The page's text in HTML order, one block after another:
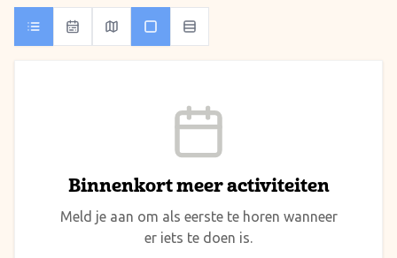
Binnenkort meer activiteiten
Meld je aan om als eerste te horen wanneer
er iets te doen is.